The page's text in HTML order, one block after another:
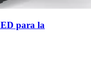
para la